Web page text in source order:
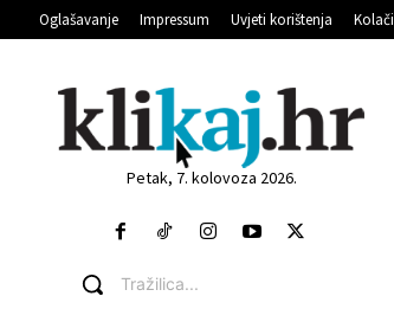
Oglašavanje Impressum Uvjeti korištenja
Petak, 7. kolovoza 2026.
Tražilica...